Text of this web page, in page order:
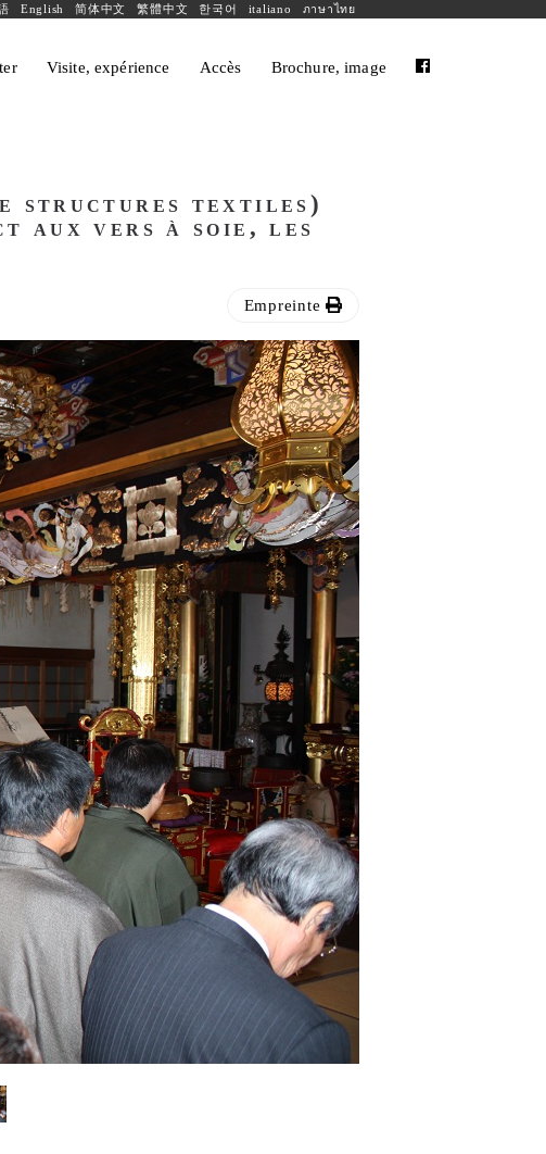
English 简体中文 繁體中文 한국어 italiano ภาษาไทย
Visite, expérience Accès Brochure, image
structures textiles)
aux vers à soie, les
Empreinte